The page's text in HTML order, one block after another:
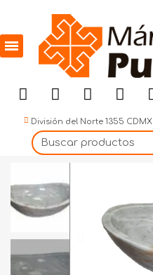
División del Norte 1355 CDMX